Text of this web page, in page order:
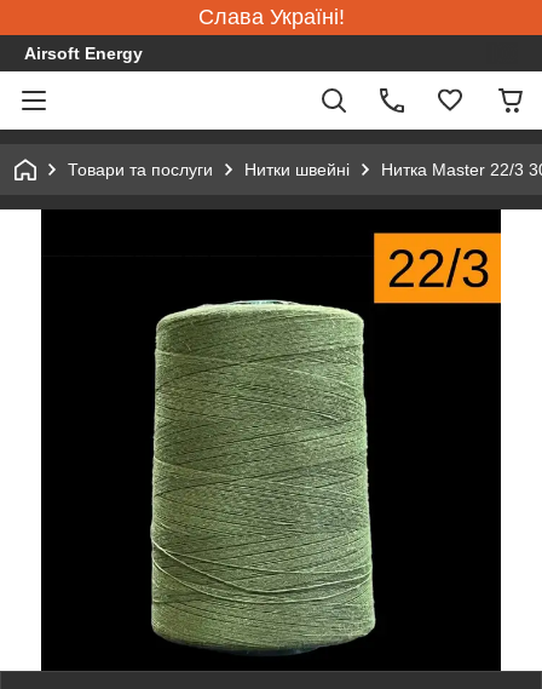
Слава Україні!
Airsoft Energy
Товари та послуги Нитки швейні Нитка Master 22/3